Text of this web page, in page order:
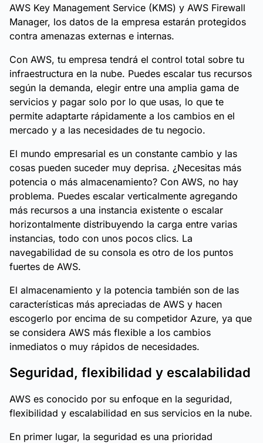
AWS Key Management Service (KMS) y AWS Firewall
Manager, los datos de la empresa estarán protegidos
contra amenazas externas e internas.
Con AWS, tu empresa tendrá el control total sobre tu
infraestructura en la nube. Puedes escalar tus recursos
según la demanda, elegir entre una amplia gama de
servicios y pagar solo por lo que usas, lo que te
permite adaptarte rápidamente a los cambios en el
mercado y a las necesidades de tu negocio.
El mundo empresarial es un constante cambio y las
cosas pueden suceder muy deprisa. ¿Necesitas más
potencia o más almacenamiento? Con AWS, no hay
problema. Puedes escalar verticalmente agregando
más recursos a una instancia existente o escalar
horizontalmente distribuyendo la carga entre varias
instancias, todo con unos pocos clics. La
navegabilidad de su consola es otro de los puntos
fuertes de AWS.
El almacenamiento y la potencia también son de las
características más apreciadas de AWS y hacen
escogerlo por encima de su competidor Azure, ya que
se considera AWS más flexible a los cambios
inmediatos o muy rápidos de necesidades.
Seguridad, flexibilidad y escalabilidad
AWS es conocido por su enfoque en la seguridad,
flexibilidad y escalabilidad en sus servicios en la nube.
En primer lugar, la seguridad es una prioridad